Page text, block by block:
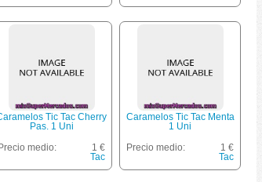
Tic Tac Cherry
Pas. 1 Uni
Precio medio:
1 €
Tac
Caramelos Tic Tac Menta
1 Uni
Precio medio:
1 €
Tac